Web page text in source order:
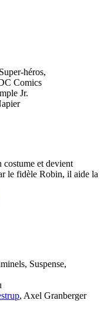
héros,
Comics
Jr.
costume et devient
le fidèle Robin, il aide la
Suspense,
, Axel Granberger